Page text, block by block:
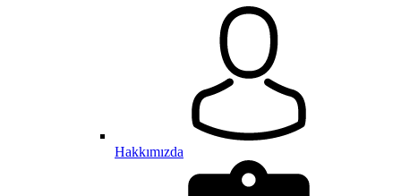
Hakkımızda